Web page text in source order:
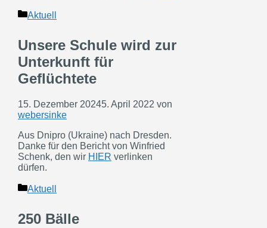
Kategorien
Aktuell
Unsere Schule wird zur
Unterkunft für
Geflüchtete
15. Dezember 20245. April 2022 von
webersinke
Aus Dnipro (Ukraine) nach Dresden.
Danke für den Bericht von Winfried
Schenk, den wir HIER verlinken
dürfen.
Kategorien
Aktuell
250 Bälle